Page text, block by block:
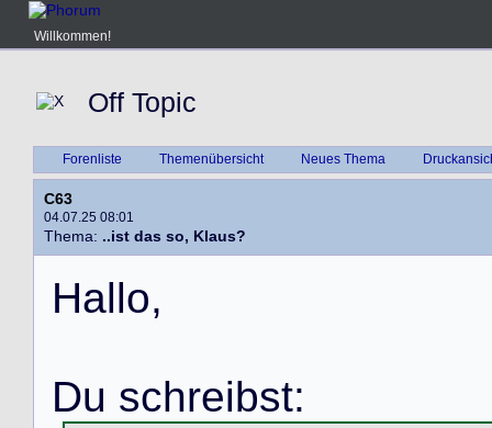
Willkommen!
Off Topic
Forenliste Themenübersicht Neues Thema
C63
04.07.25 08:01
Thema: ..ist das so, Klaus?
Hallo,
Du schreibst: